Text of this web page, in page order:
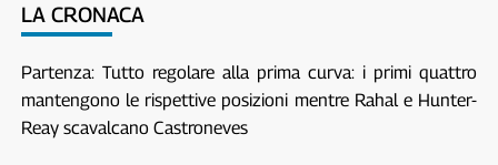
LA CRONACA
Partenza: Tutto regolare alla prima curva: i primi quattro
mantengono le rispettive posizioni mentre Rahal e Hunter-
Reay scavalcano Castroneves